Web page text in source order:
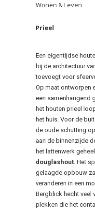
Wonen & Leven
Prieel
Een eigentijdse
bij de architectuur
toevoegt voor
Op maat ontworpen
een samenhangend
het houten prieel
het huis. Voor de
de oude schutting
aan de binnenzijde
het lattenwerk
douglashout. Het
gelaagde opbouw
veranderen in een
Bergblick hecht veel
plekken die het